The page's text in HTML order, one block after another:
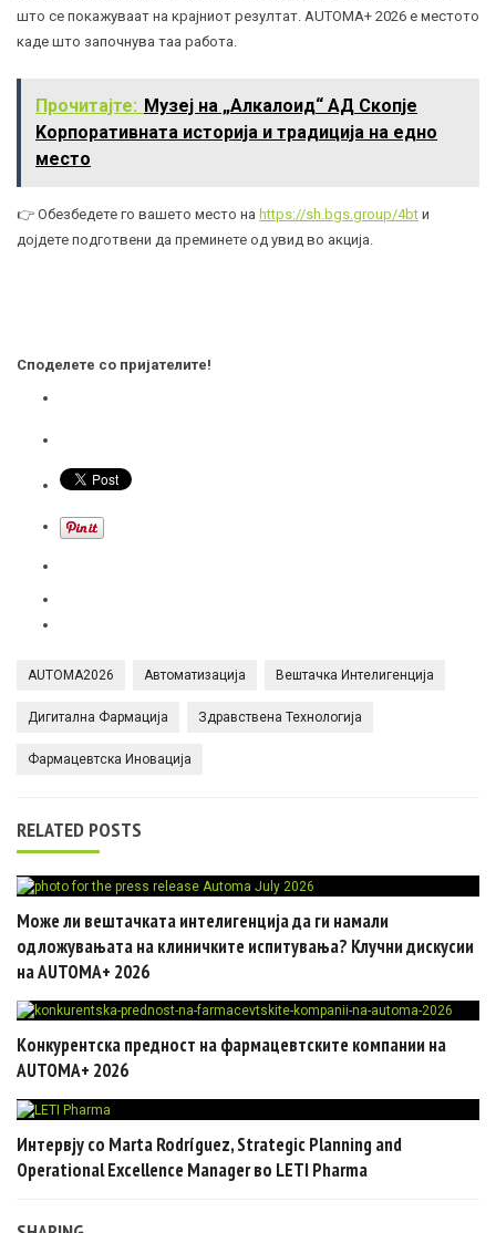
што се покажуваат на крајниот резултат. AUTOMA+ 2026 е местото
каде што започнува таа работа.
Прочитајте: Музеј на „Алкалоид“ АД Скопје
Kорпоративната историја и традиција на едно
место
👉 Обезбедете го вашето место на https://sh.bgs.group/4bt и
дојдете подготвени да преминете од увид во акција.
Споделете со пријателите!
AUTOMA2026 Автоматизација Вештачка Интелигенција
Дигитална Фармација Здравствена Технологија
Фармацевтска Иновација
RELATED POSTS
Може ли вештачката интелигенција да ги намали
одложувањата на клиничките испитувања? Клучни дискусии
на AUTOMA+ 2026
Конкурентска предност на фармацевтските компании на
AUTOMA+ 2026
Интервју со Marta Rodríguez, Strategic Planning and
Operational Excellence Manager во LETI Pharma